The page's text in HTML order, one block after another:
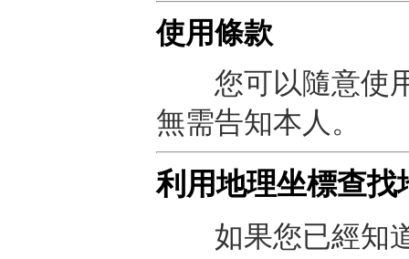
使用條款
您可以隨意使
無需告知本人。
利用地理坐標查找
如果您已經知道